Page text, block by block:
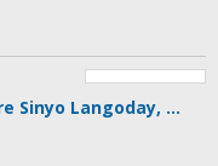
Sinyo Langoday, …